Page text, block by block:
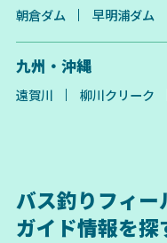
朝倉ダム
早明浦ダム
九州・沖縄
遠賀川 柳川クリーク
バス釣りフィー
ガイド情報を探